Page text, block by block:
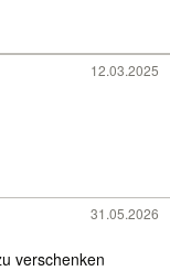
12.03.2025
31.05.2026
verschenken